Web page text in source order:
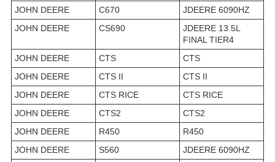
JOHN DEERE
C670
JDEERE 6090HZ
JOHN DEERE
CS690
JDEERE 13.5L
FINAL TIER4
JOHN DEERE
CTS
CTS
JOHN DEERE
CTS II
CTS II
JOHN DEERE
CTS RICE
CTS RICE
JOHN DEERE
CTS2
CTS2
JOHN DEERE
R450
R450
JOHN DEERE
S560
JDEERE 6090HZ